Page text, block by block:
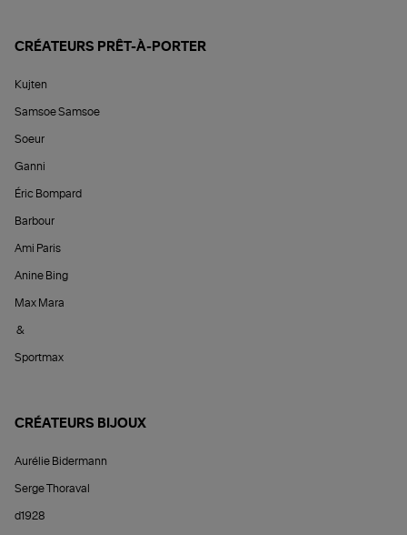
CRÉATEURS PRÊT-À-PORTER
Kujten
Samsoe Samsoe
Soeur
Ganni
Éric Bompard
Barbour
Ami Paris
Anine Bing
Max Mara
&
Sportmax
CRÉATEURS BIJOUX
Aurélie Bidermann
Serge Thoraval
d1928